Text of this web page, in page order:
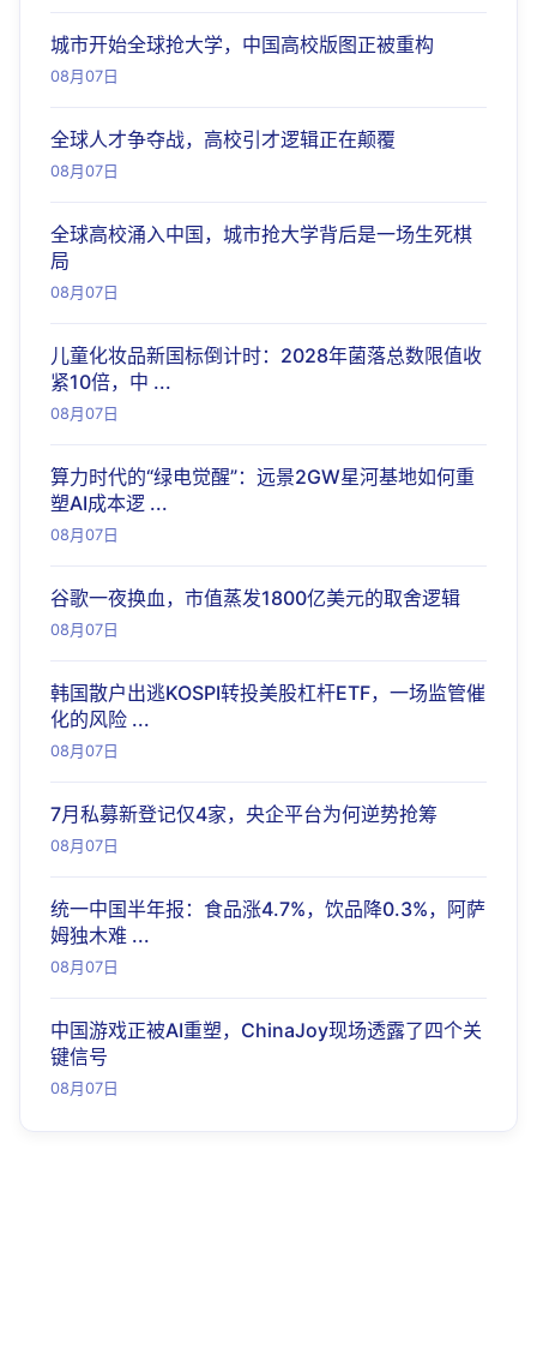
城市开始全球抢大学，中国高校版图正被重构
08月07日
全球人才争夺战，高校引才逻辑正在颠覆
08月07日
全球高校涌入中国，城市抢大学背后是一场生死棋
局
08月07日
儿童化妆品新国标倒计时：2028年菌落总数限值收
紧10倍，中 ...
08月07日
算力时代的“绿电觉醒”：远景2GW星河基地如何重
塑AI成本逻 ...
08月07日
谷歌一夜换血，市值蒸发1800亿美元的取舍逻辑
08月07日
韩国散户出逃KOSPI转投美股杠杆ETF，一场监管催
化的风险 ...
08月07日
7月私募新登记仅4家，央企平台为何逆势抢筹
08月07日
统一中国半年报：食品涨4.7%，饮品降0.3%，阿萨
姆独木难 ...
08月07日
中国游戏正被AI重塑，ChinaJoy现场透露了四个关
键信号
08月07日